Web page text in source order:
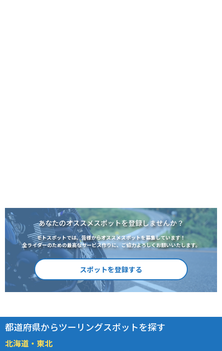
あなたのオススメスポットを登録しませんか？
モトスポットでは、皆様からオススメスポットを募集しています！
全ライダーのための最高なサービス作りに、ご協力よろしくお願いいたします。
スポットを登録する
都道府県からツーリングスポットを探す
北海道・東北